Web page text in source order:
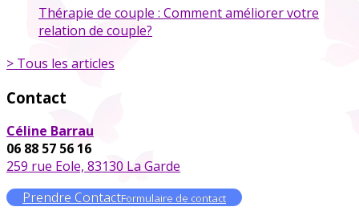
Thérapie de couple : Comment améliorer votre
relation de couple?
> Tous les articles
Contact
Céline Barrau
06 88 57 56 16
259 rue Eole, 83130 La Garde
Prendre ContactFormulaire de contact